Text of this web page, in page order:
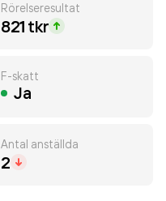
Rörelseresultat
821 tkr
F-skatt
Ja
Antal anställda
2